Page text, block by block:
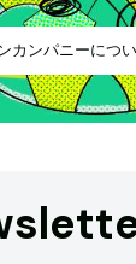
カンパニーにつ